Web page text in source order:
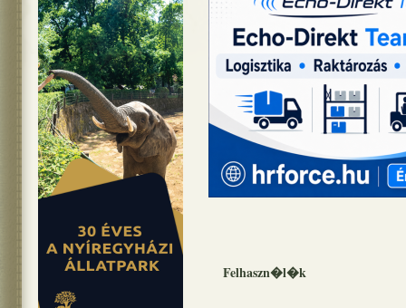
Felhaszn�l�k